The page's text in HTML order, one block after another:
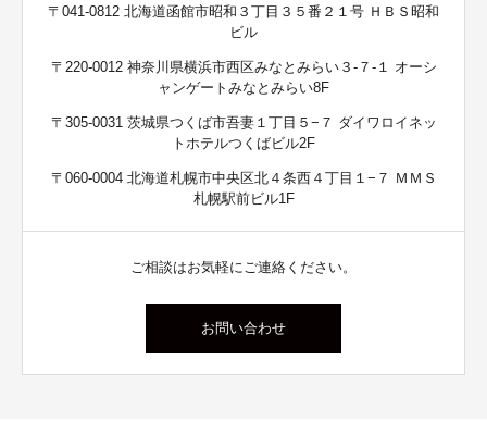
〒041-0812 北海道函館市昭和３丁目３５番２１号 ＨＢＳ昭和
ビル
〒220-0012 神奈川県横浜市西区みなとみらい３-７-１ オーシ
ャンゲートみなとみらい8F
〒305-0031 茨城県つくば市吾妻１丁目５−７ ダイワロイネッ
トホテルつくばビル2F
〒060-0004 北海道札幌市中央区北４条西４丁目１−７ ＭＭＳ
札幌駅前ビル1F
ご相談はお気軽にご連絡ください。
お問い合わせ